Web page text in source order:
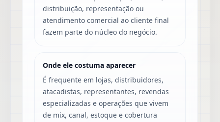
distribuição, representação ou
atendimento comercial ao cliente final
fazem parte do núcleo do negócio.
Onde ele costuma aparecer
É frequente em lojas, distribuidores,
atacadistas, representantes, revendas
especializadas e operações que vivem
de mix, canal, estoque e cobertura